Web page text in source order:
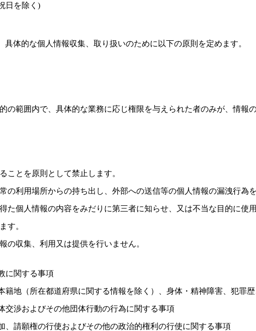
日を除く)
具体的な個人情報収集、取り扱いのために以下の原則を定めます。
の範囲内で、具体的な業務に応じ権限を与えられた者のみが、情報
ことを原則として禁止します。
の利用場所からの持ち出し、外部への送信等の個人情報の漏洩行為を
た個人情報の内容をみだりに第三者に知らせ、又は不当な目的に使
す。
の収集、利用又は提供を行いません。
に関する事項
籍地（所在都道府県に関する情報を除く）、身体・精神障害、犯罪
交渉およびその他団体行動の行為に関する事項
、請願権の行使およびその他の政治的権利の行使に関する事項